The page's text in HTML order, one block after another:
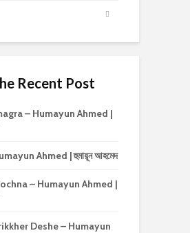
Recent Post
– Humayun Ahmed |
Ahmed | হুমায়ূন আহমেদ
– Humayun Ahmed |
Deshe – Humayun